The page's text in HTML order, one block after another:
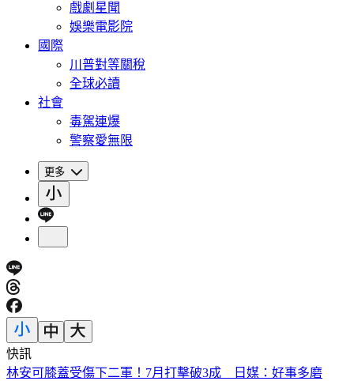
戲劇星聞
娛樂電影院
國際
川普對等關稅
全球必讀
社會
毒駕連爆
警察愛無限
更多
快訊
SBS歌謠大戰／BABYMONSTER幹練舞台裝辣翻 熱情邀舞